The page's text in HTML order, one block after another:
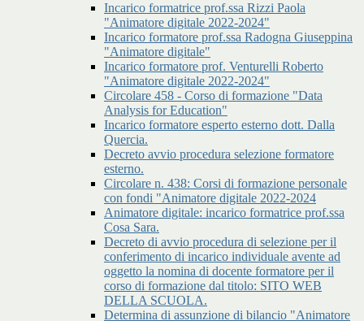
Incarico formatrice prof.ssa Rizzi Paola
"Animatore digitale 2022-2024"
Incarico formatore prof.ssa Radogna Giuseppina
"Animatore digitale"
Incarico formatore prof. Venturelli Roberto
"Animatore digitale 2022-2024"
Circolare 458 - Corso di formazione "Data
Analysis for Education"
Incarico formatore esperto esterno dott. Dalla
Quercia.
Decreto avvio procedura selezione formatore
esterno.
Circolare n. 438: Corsi di formazione personale
con fondi "Animatore digitale 2022-2024
Animatore digitale: incarico formatrice prof.ssa
Cosa Sara.
Decreto di avvio procedura di selezione per il
conferimento di incarico individuale avente ad
oggetto la nomina di docente formatore per il
corso di formazione dal titolo: SITO WEB
DELLA SCUOLA.
Determina di assunzione di bilancio "Animatore